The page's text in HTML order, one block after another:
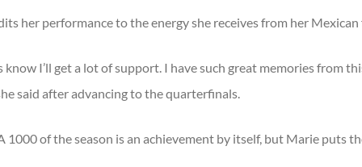
her performance to the energy she receives from her Mexican
I’ll get a lot of support. I have such great memories from
said after advancing to the quarterfinals.
of the season is an achievement by itself, but Marie puts